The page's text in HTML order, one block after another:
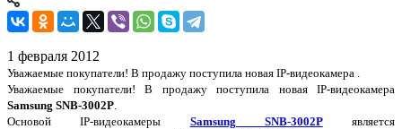
1 февраля 2012
Уважаемые покупатели! В продажу поступила новая IP-видеокамера .
Уважаемые покупатели! В продажу поступила новая IP-видеокамера
Samsung SNB-3002P
Основой IP-видеокамеры Samsung SNB-3002Pявляется